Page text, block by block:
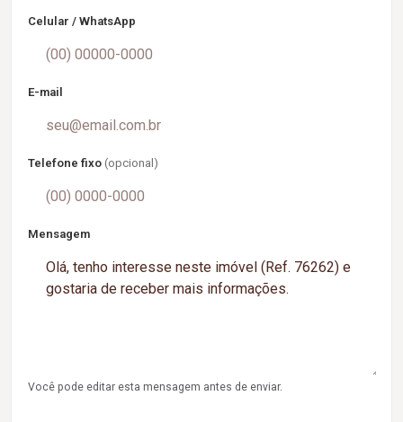
Celular / WhatsApp
E-mail
Telefone fixo (opcional)
Mensagem
Você pode editar esta mensagem antes de enviar.